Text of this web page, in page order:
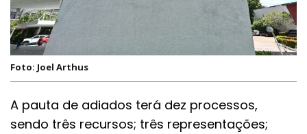
Foto: Joel Arthus
A pauta de adiados terá dez processos,
sendo três recursos; três representações;